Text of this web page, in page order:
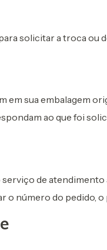
solicitar a troca ou
em sua embalagem
ao que foi
de
o número do pedido,